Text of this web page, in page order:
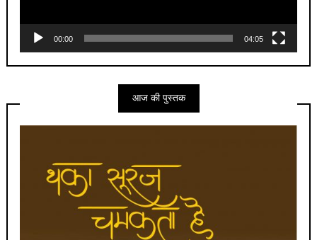
00:00 04:05
आज की पुस्तक